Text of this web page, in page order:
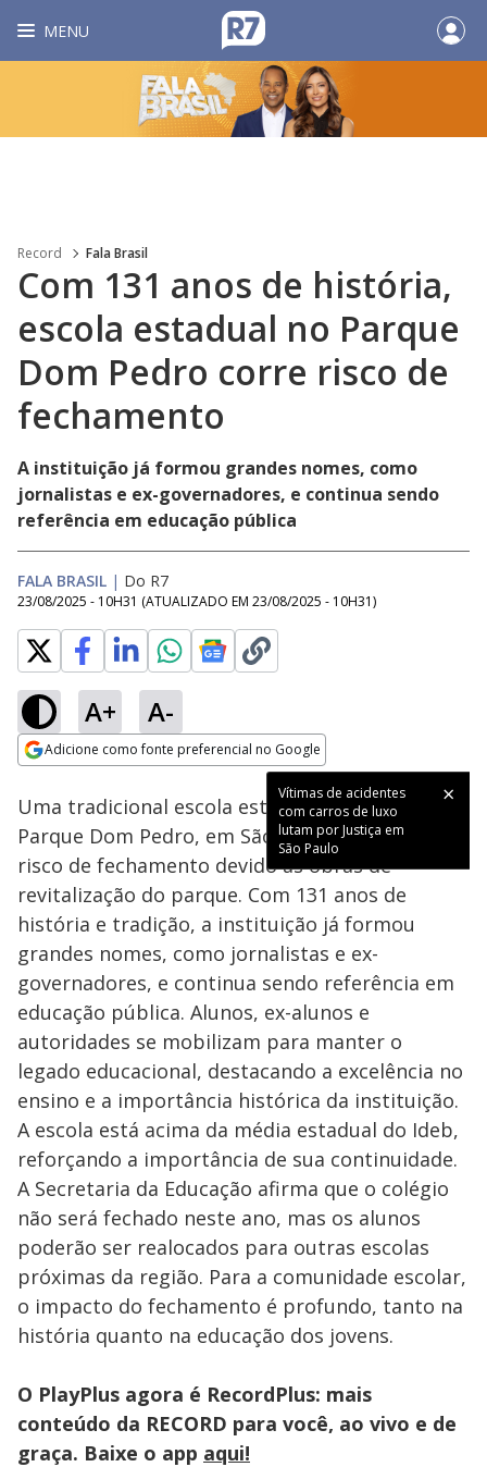
MENU
Record Fala Brasil
Com 131 anos de história,
escola estadual no Parque
Dom Pedro corre risco de
fechamento
A instituição já formou grandes nomes, como
jornalistas e ex-governadores, e continua sendo
referência em educação pública
FALA BRASIL | Do R7
23/08/2025 - 10H31 (ATUALIZADO EM 23/08/2025 - 10H31)
A+ A-
Adicione como fonte preferencial no Google
Vítimas de acidentes
com carros de luxo
lutam por Justiça em
São Paulo
Ativar
Loaded
14.54%
Uma tradicional escola estadual localizada no
Parque Dom Pedro, em São Paulo, enfrenta o
risco de fechamento devido às obras de
revitalização do parque. Com 131 anos de
história e tradição, a instituição já formou
grandes nomes, como jornalistas e ex-
governadores, e continua sendo referência em
educação pública. Alunos, ex-alunos e
autoridades se mobilizam para manter o
legado educacional, destacando a excelência no
ensino e a importância histórica da instituição.
A escola está acima da média estadual do Ideb,
reforçando a importância de sua continuidade.
A Secretaria da Educação afirma que o colégio
não será fechado neste ano, mas os alunos
poderão ser realocados para outras escolas
próximas da região. Para a comunidade escolar,
o impacto do fechamento é profundo, tanto na
história quanto na educação dos jovens.
O PlayPlus agora é RecordPlus: mais
conteúdo da RECORD para você, ao vivo e de
graça. Baixe o app aqui!